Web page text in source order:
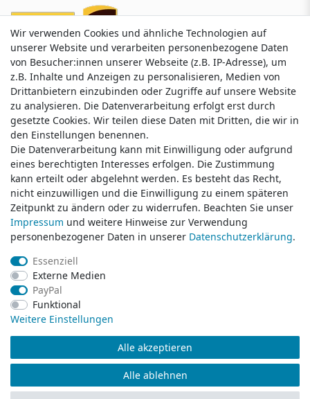
Service & Kontakt
Wünschen Sie einen Rückruf?
service@klamato.de
Schreiben Sie uns:
service@klamato.de
Durchschnittliche Bewertung von
Bewertungsgrundlage des Anbieters: 5 Verkaufs- und 3 Bewertungsplattformen
© Copyright 2026 klamato.de | Alle Rechte vorbehalten.
Wir verwenden Cookies und ähnliche Technologien auf
unserer Website und verarbeiten personenbezogene Daten
von Besucher:innen unserer Webseite (z.B. IP-Adresse), um
z.B. Inhalte und Anzeigen zu personalisieren, Medien von
Drittanbietern einzubinden oder Zugriffe auf unsere Website
zu analysieren. Die Datenverarbeitung erfolgt erst durch
gesetzte Cookies. Wir teilen diese Daten mit Dritten, die wir in
den Einstellungen benennen.
Die Datenverarbeitung kann mit Einwilligung oder aufgrund
eines berechtigten Interesses erfolgen. Die Zustimmung
kann erteilt oder abgelehnt werden. Es besteht das Recht,
nicht einzuwilligen und die Einwilligung zu einem späteren
Zeitpunkt zu ändern oder zu widerrufen. Beachten Sie unser
Impressum und weitere Hinweise zur Verwendung
personenbezogener Daten in unserer Daten­schutz­erklärung.
Essenziell
Externe Medien
PayPal
Funktional
Weitere Einstellungen
Alle akzeptieren
Alle ablehnen
Wir verwenden Cookies und ähnliche Technologien auf
unserer Website und verarbeiten personenbezogene Daten
von Besucher:innen unserer Webseite (z.B. IP-Adresse), um
z.B. Inhalte und Anzeigen zu personalisieren, Medien von
Drittanbietern einzubinden oder Zugriffe auf unsere Website
zu analysieren. Die Datenverarbeitung erfolgt erst durch
gesetzte Cookies. Wir teilen diese Daten mit Dritten, die wir in
den Einstellungen benennen.
Die Datenverarbeitung kann mit Einwilligung oder aufgrund
eines berechtigten Interesses erfolgen. Die Zustimmung
kann erteilt oder abgelehnt werden. Es besteht das Recht,
nicht einzuwilligen und die Einwilligung zu einem späteren
Zeitpunkt zu ändern oder zu widerrufen. Beachten Sie unser
Impressum und weitere Hinweise zur Verwendung
personenbezogener Daten in unserer Daten­schutz­erklärung.
Essenziell
Externe Medien
PayPal
Funktional
Weitere Einstellungen
Alle akzeptieren
Alle ablehnen